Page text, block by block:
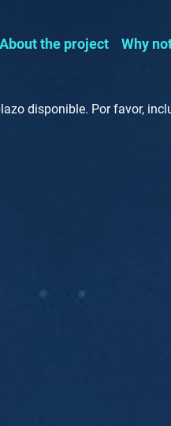
About the project Why
disponible. Por favor,